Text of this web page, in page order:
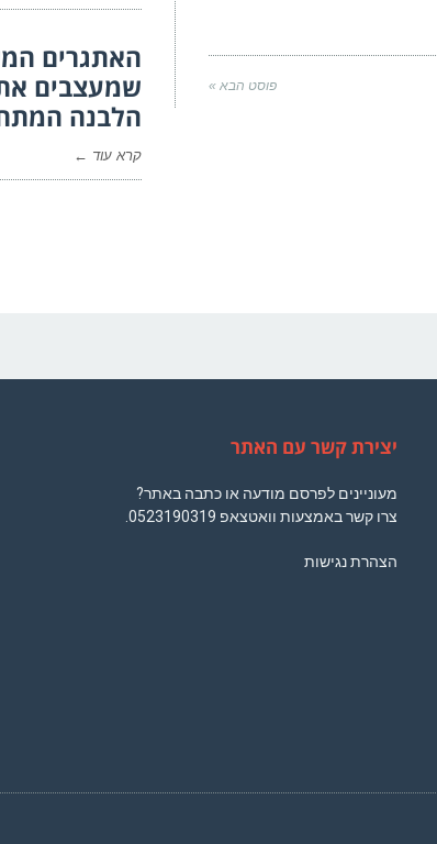
פוסט הבא »
האתגרים
שמעצבים
הלבנה
קרא עוד ←
יצירת קשר עם האתר
מעוניינים לפרסם מודעה או כתבה באתר?
צרו קשר באמצעות וואטצאפ 0523190319
הצהרת נגישות